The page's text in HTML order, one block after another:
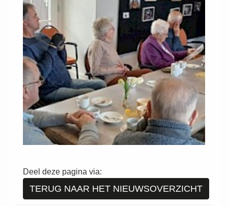
Deel deze pagina via:
TERUG NAAR HET NIEUWSOVERZICHT